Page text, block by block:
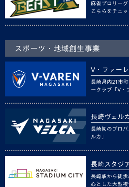
麻雀プロリー
こちらをチェッ
スポーツ・地域創生事業
V・ファー
長崎県内21市
ークラブ「V・
長崎ヴェル
長崎初のプロバ
ルカ」
長崎スタジ
長崎駅から徒
心とした大型